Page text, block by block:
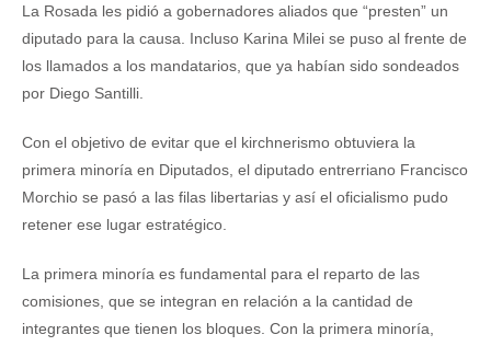
La Rosada les pidió a gobernadores aliados que “presten” un
diputado para la causa. Incluso Karina Milei se puso al frente de
los llamados a los mandatarios, que ya habían sido sondeados
por Diego Santilli.
Con el objetivo de evitar que el kirchnerismo obtuviera la
primera minoría en Diputados, el diputado entrerriano Francisco
Morchio se pasó a las filas libertarias y así el oficialismo pudo
retener ese lugar estratégico.
La primera minoría es fundamental para el reparto de las
comisiones, que se integran en relación a la cantidad de
integrantes que tienen los bloques. Con la primera minoría,